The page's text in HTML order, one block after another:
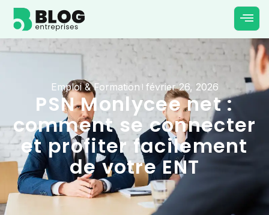
Emploi & Formation février 26, 2026
PSN Monlycee net :
comment se connecter
et profiter facilement
de votre ENT